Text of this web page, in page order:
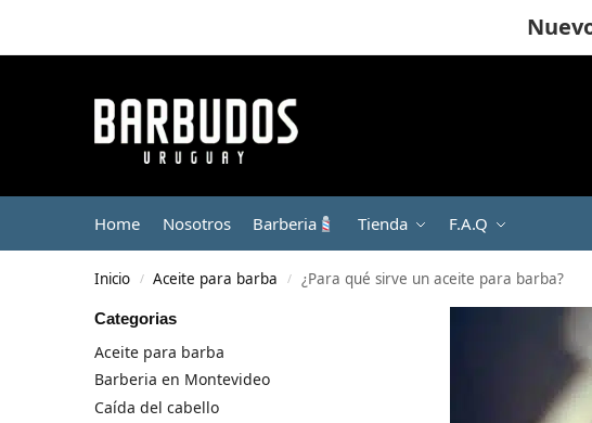
Home Nosotros Barberia Tienda F.A.Q
Inicio / Aceite para barba / ¿Para qué sirve un aceite para barba?
Categorias
Aceite para barba
Barberia en Montevideo
Caída del cabello